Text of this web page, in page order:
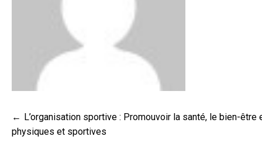
Navigation
de
L’organisation sportive : Promouvoir la santé, le bien-
physiques et sportives